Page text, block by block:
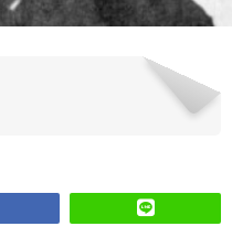
映画雑学